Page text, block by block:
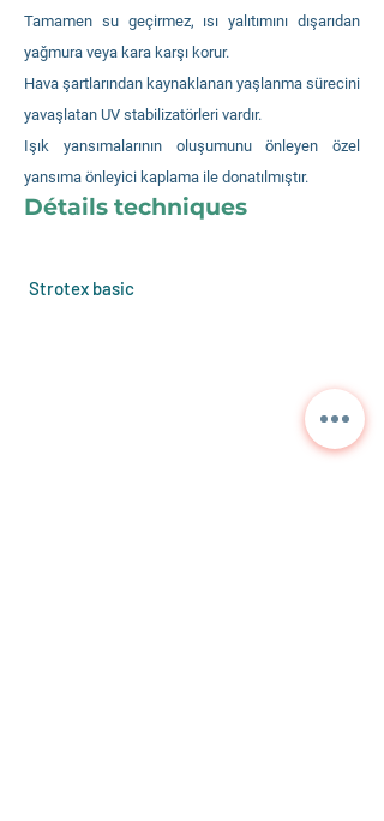
Tamamen su geçirmez, ısı yalıtımını dışarıdan
yağmura veya kara karşı korur.
Hava şartlarından kaynaklanan yaşlanma sürecini
yavaşlatan UV stabilizatörleri vardır.
Işık yansımalarının oluşumunu önleyen özel
yansıma önleyici kaplama ile donatılmıştır.
Détails techniques
Strotex basic